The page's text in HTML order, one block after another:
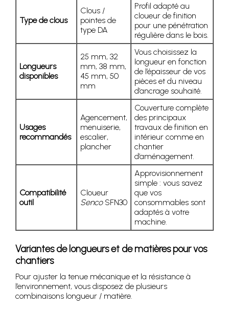
Type de clous
Clous /
pointes de
type DA
Profil adapté au
cloueur de finition
pour une pénétration
régulière dans le bois.
Longueurs
disponibles
25 mm, 32
mm, 38 mm,
45 mm, 50
mm
Vous choisissez la
longueur en fonction
de l’épaisseur de vos
pièces et du niveau
d’ancrage souhaité.
Usages
recommandés
Agencement,
menuiserie,
escalier,
plancher
Couverture complète
des principaux
travaux de finition en
intérieur comme en
chantier
d’aménagement.
Compatibilité
outil
Cloueur
SencoSFN30
Approvisionnement
simple : vous savez
que vos
consommables sont
adaptés à votre
machine.
Variantes de longueurs et de matières pour vos
chantiers
Pour ajuster la tenue mécanique et la résistance à
l’environnement, vous disposez de plusieurs
combinaisons longueur / matière.